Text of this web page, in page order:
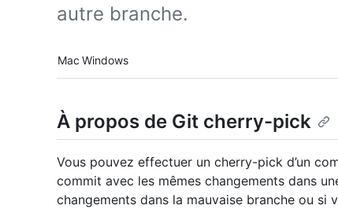
autre branche.
Platform navigation
Mac Windows
À propos de Git cherry-pick
Vous pouvez effectuer un cherry-pick d’un
commit avec les mêmes changements dans
changements dans la mauvaise branche ou si